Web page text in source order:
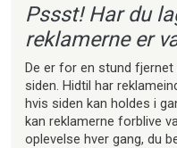
Pssst! Har du
reklamerne er
De er for en stund
siden. Hidtil har
hvis siden kan holdes i
kan reklamerne forblive
oplevelse hver gang, du